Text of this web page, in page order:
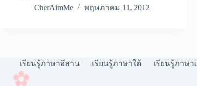
CherAimMe
พฤษภาคม 11, 2012
เรียนรู้ภาษาอีสาน เรียนรู้ภาษาใต้ เรียนรู้ภาษา